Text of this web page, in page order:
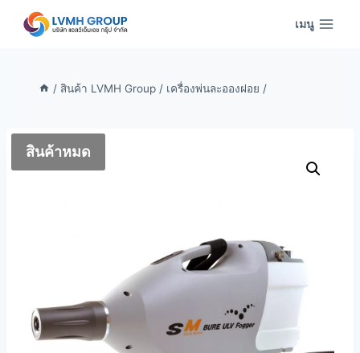
เมนู
/ สินค้า LVMH Group / เครื่องพ่นละอองฝอย /
สินค้าหมด